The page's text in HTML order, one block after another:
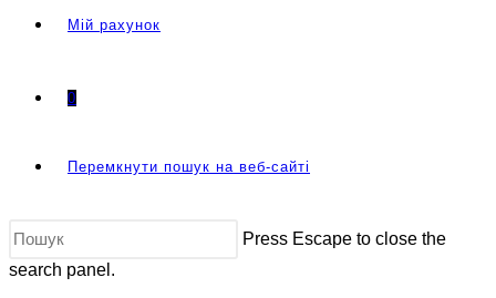
Мій рахунок
0
Перемкнути пошук на веб-сайті
Press Escape to close the
search panel.